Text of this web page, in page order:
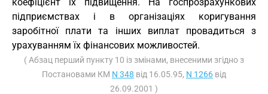
підприємствах і в організаціях коригування
заробітної плати та інших виплат провадиться з
урахуванням їх фінансових можливостей.
( Абзац перший пункту 10 із змінами, внесеними згідно з
Постановами КМ N 348 від 16.05.95, N 1266 від
26.09.2001 )